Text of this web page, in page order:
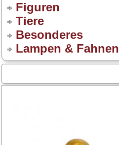
Figuren
Tiere
Besonderes
Lampen & Fahnen